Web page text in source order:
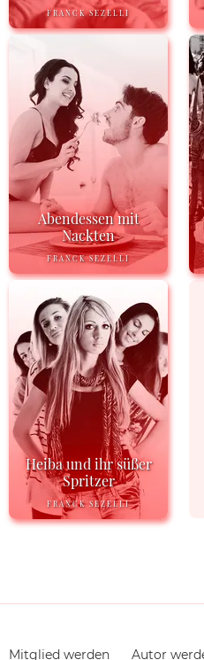
FRANCK SEZELLI
Abendessen mit
Nackten
FRANCK SEZELLI
Heiba und ihr süßer
Spritzer
FRANCK SEZELLI
Navigation
Mitglied werden Autor